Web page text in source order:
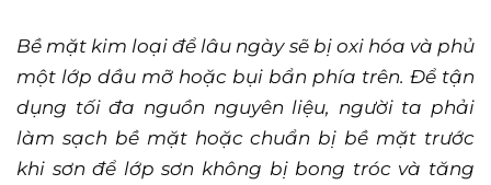
Bề mặt kim loại để lâu ngày sẽ bị oxi hóa và phủ
một lớp dầu mỡ hoặc bụi bẩn phía trên. Để tận
dụng tối đa nguồn nguyên liệu, người ta phải
làm sạch bề mặt hoặc chuẩn bị bề mặt trước
khi sơn để lớp sơn không bị bong tróc và tăng